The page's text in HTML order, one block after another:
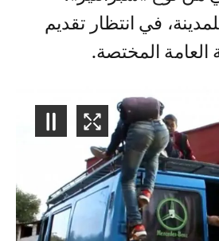
في انتظار تقديم
العامة المختصة.